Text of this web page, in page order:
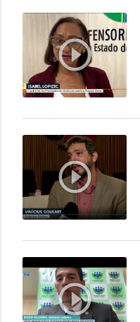
play_circle_outline
play_circle_outline
play_circle_outline